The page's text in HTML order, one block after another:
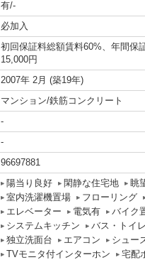
有/-
必加入
初回保証料総額賃料60%、年間保
15,000円
2007年 2月 (築19年)
マンション/鉄筋コンクリート
-
-
96697881
陽当り良好 閑静な住宅地
眺
室内洗濯機置場
フローリング
エレベーター
電気有
バイク
システムキッチン
バス・トイ
独立洗面台
エアコン
シュー
TVモニタ付インターホン
宅配